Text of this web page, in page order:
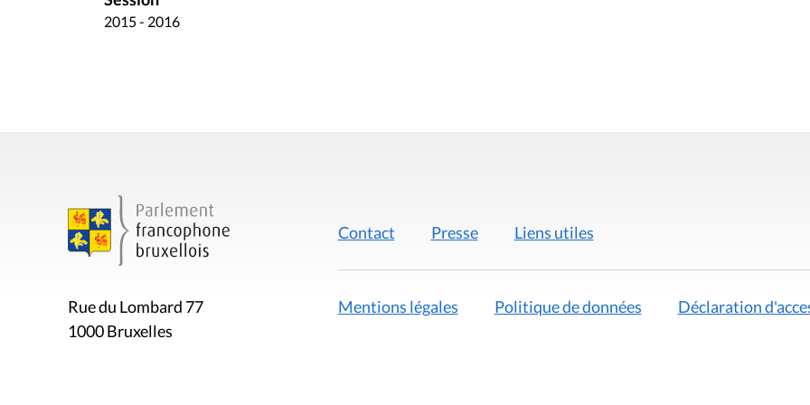
2015 - 2016
Rue du Lombard 77
1000 Bruxelles
Contact Presse Liens utiles
Mentions légales Politique de données Déclaration